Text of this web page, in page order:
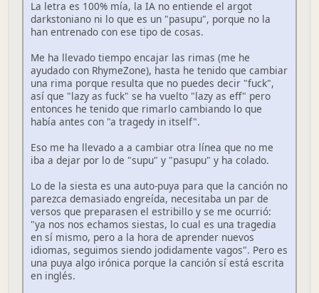
La letra es 100% mía, la IA no entiende el argot
darkstoniano ni lo que es un "pasupu", porque no la
han entrenado con ese tipo de cosas.
Me ha llevado tiempo encajar las rimas (me he
ayudado con RhymeZone), hasta he tenido que cambiar
una rima porque resulta que no puedes decir "fuck",
así que "lazy as fuck" se ha vuelto "lazy as eff" pero
entonces he tenido que rimarlo cambiando lo que
había antes con "a tragedy in itself".
Eso me ha llevado a a cambiar otra línea que no me
iba a dejar por lo de "supu" y "pasupu" y ha colado.
Lo de la siesta es una auto-puya para que la canción no
parezca demasiado engreída, necesitaba un par de
versos que preparasen el estribillo y se me ocurrió:
"ya nos nos echamos siestas, lo cual es una tragedia
en sí mismo, pero a la hora de aprender nuevos
idiomas, seguimos siendo jodidamente vagos". Pero es
una puya algo irónica porque la canción sí está escrita
en inglés.